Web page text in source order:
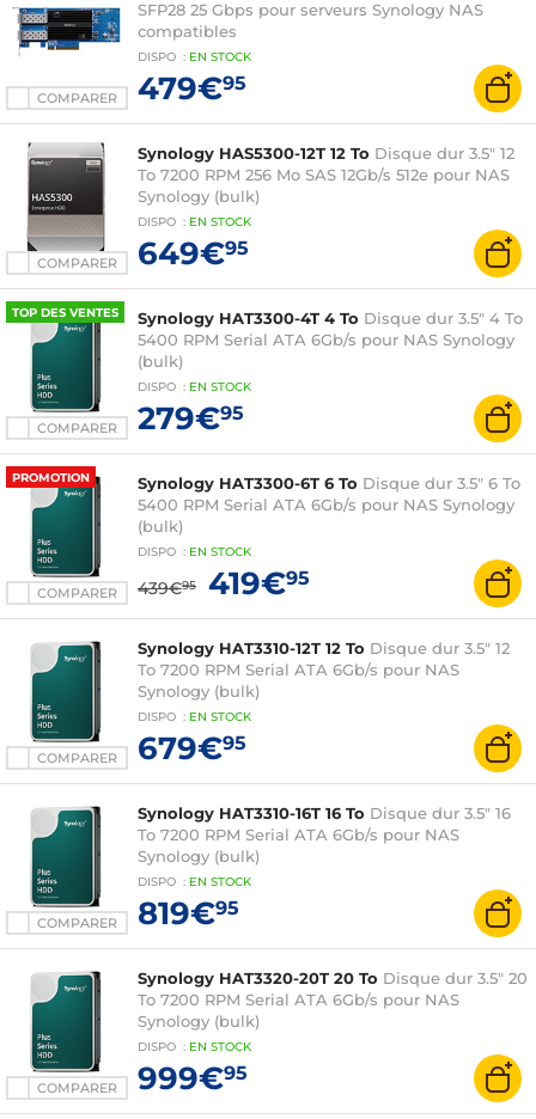
COMPARER
SFP28 25 Gbps pour serveurs Synology NAS
compatibles
DISPO : EN STOCK
479€95
COMPARER
Synology HAS5300-12T 12 To Disque dur 3.5" 12
To 7200 RPM 256 Mo SAS 12Gb/s 512e pour NAS
Synology (bulk)
DISPO : EN STOCK
649€95
TOP DES VENTES
COMPARER
Synology HAT3300-4T 4 To Disque dur 3.5" 4 To
5400 RPM Serial ATA 6Gb/s pour NAS Synology
(bulk)
DISPO : EN STOCK
279€95
PROMOTION
COMPARER
Synology HAT3300-6T 6 To Disque dur 3.5" 6 To
5400 RPM Serial ATA 6Gb/s pour NAS Synology
(bulk)
DISPO : EN STOCK
439€95 419€95
COMPARER
Synology HAT3310-12T 12 To Disque dur 3.5" 12
To 7200 RPM Serial ATA 6Gb/s pour NAS
Synology (bulk)
DISPO : EN STOCK
679€95
COMPARER
Synology HAT3310-16T 16 To Disque dur 3.5" 16
To 7200 RPM Serial ATA 6Gb/s pour NAS
Synology (bulk)
DISPO : EN STOCK
819€95
COMPARER
Synology HAT3320-20T 20 To Disque dur 3.5" 20
To 7200 RPM Serial ATA 6Gb/s pour NAS
Synology (bulk)
DISPO : EN STOCK
999€95